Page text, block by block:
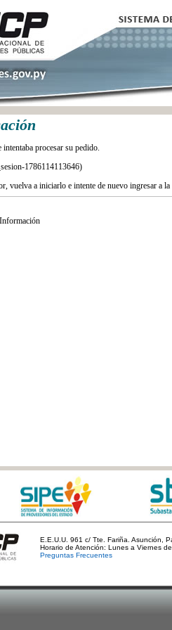
procesar su pedido.
1786114113646)
vuelva a iniciarlo e intente de nuevo ingresar a la
E.E.U.U. 961 c/ Tte. Fariña. Asunción,
Horario de Atención: Lunes a Viernes
Preguntas Frecuentes